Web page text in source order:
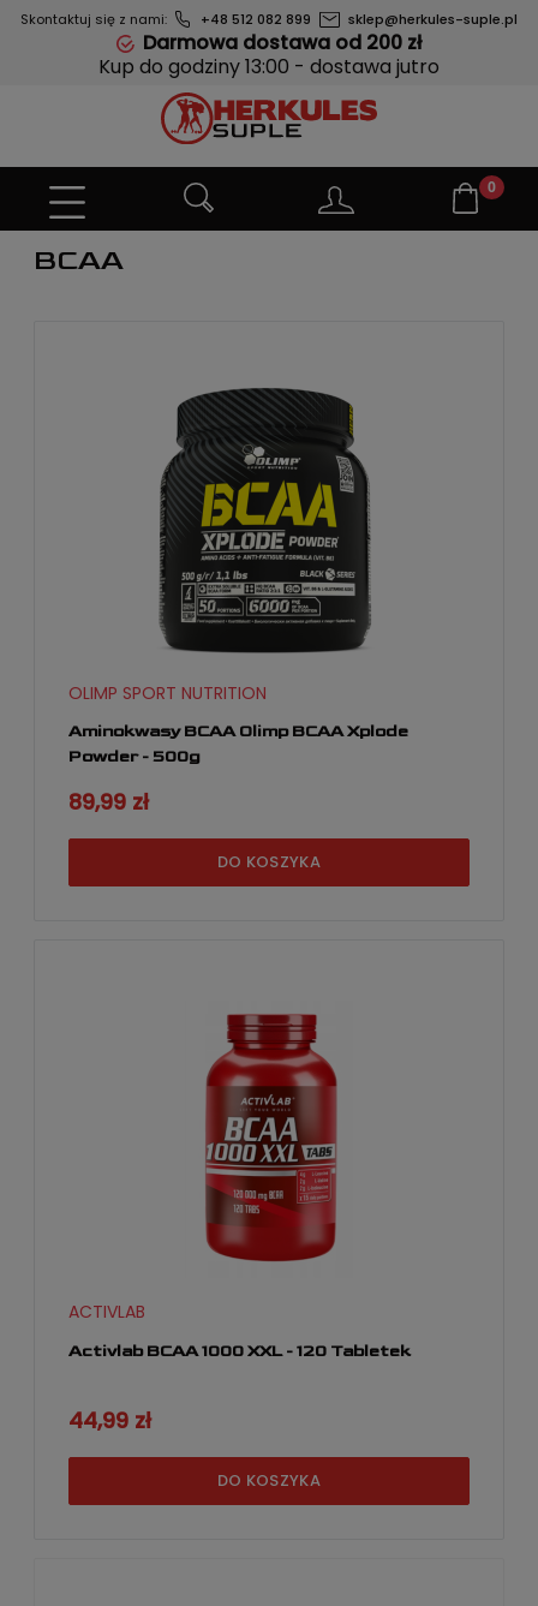
Skontaktuj się z nami: +48 512 082 899 sklep@herkules-suple.pl
Darmowa dostawa od 200 zł
Kup do godziny 13:00 - dostawa jutro
BCAA
Aminokwasy BCAA Olimp BCAA Xplode
Powder - 500g
OLIMP SPORT NUTRITION
89,99 zł
DO KOSZYKA
Activlab BCAA 1000 XXL - 120 Tabletek
ACTIVLAB
44,99 zł
DO KOSZYKA